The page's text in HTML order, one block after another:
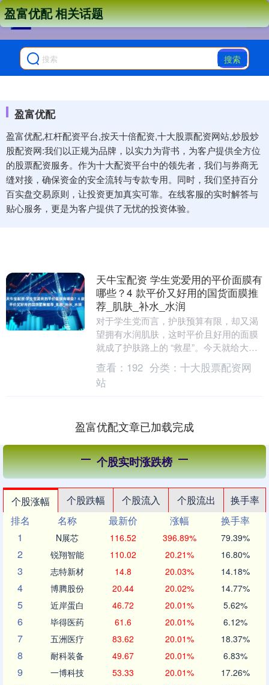
搜索
盈富优配
盈富优配,杠杆配资平台,按天十倍配资,十大股票配资网站,炒股炒
股配资网:我们以正规为品牌，以实力为背书，为客户提供全方位
的股票配资服务。作为十大配资平台中的领先者，我们与券商无
缝对接，确保资金的安全流转与专款专用。同时，我们坚持百分
百实盘交易原则，让投资更加真实可靠。在线客服的实时解答与
贴心服务，更是为客户提供了无忧的投资体验。
盈富优配 相关话题
天牛宝配资 学生党爱用的平价面膜有
哪些？4 款平价又好用的国货面膜推
荐_肌肤_补水_水润
对于学生党而言，护肤预算有限，却又渴
望拥有水润肌肤，这时平价且好用的面膜
就成了护肤路上的 “救星”。今天就给大家
分享五款超棒的国货面膜，轻松满足学生
党的护肤需求....
查看： 192 分类： 十大股票配资网
站
盈富优配文章已加载完成
个股实时涨跌榜
个股涨幅 个股跌幅 个股流入 个股流出
换手率
排名
名称 最新价 涨幅
换手率
1
N展芯 116.52 396.89% 79.39%
2 锐翔智能 110.02 20.21% 16.80%
3 志特新材 14.8 20.03% 14.18%
4 博腾股份 20.44 20.02% 14.77%
5 近岸蛋白 46.72 20.01% 5.62%
6 毕得医药 61.6 20.01% 6.12%
7 五洲医疗 83.62 20.01% 18.37%
8 耐科装备 49.67 20.01% 6.83%
9 一博科技 53.33 20.01% 17.26%